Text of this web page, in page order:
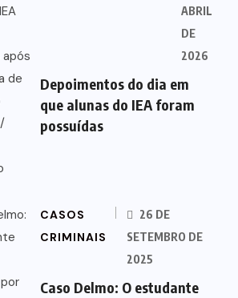
ABRIL
DE
2026
Depoimentos do dia em
que alunas do IEA foram
possuídas
CASOS
CRIMINAIS
26 DE
SETEMBRO DE
2025
Caso Delmo: O estudante